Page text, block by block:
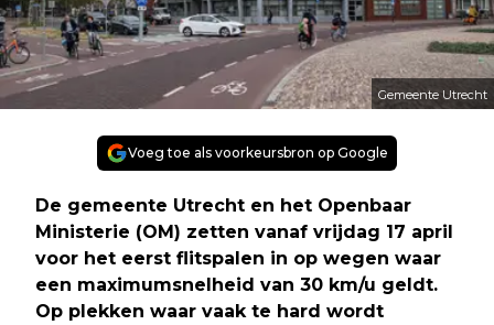
Gemeente Utrecht
Voeg toe als voorkeursbron op Google
De gemeente Utrecht en het Openbaar
Ministerie (OM) zetten vanaf vrijdag 17 april
voor het eerst flitspalen in op wegen waar
een maximumsnelheid van 30 km/u geldt.
Op plekken waar vaak te hard wordt